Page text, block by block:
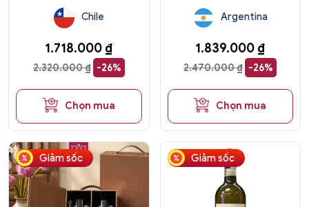
Chile
2.320.000₫ -26%
1.718.000 ₫
Chọn mua
Argentina
2.470.000₫ -26%
1.839.000 ₫
Chọn mua
Giảm sốc Giảm sốc